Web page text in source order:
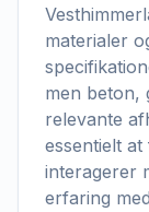
materialer
men
relevante
essentielt
interagerer
erfaring